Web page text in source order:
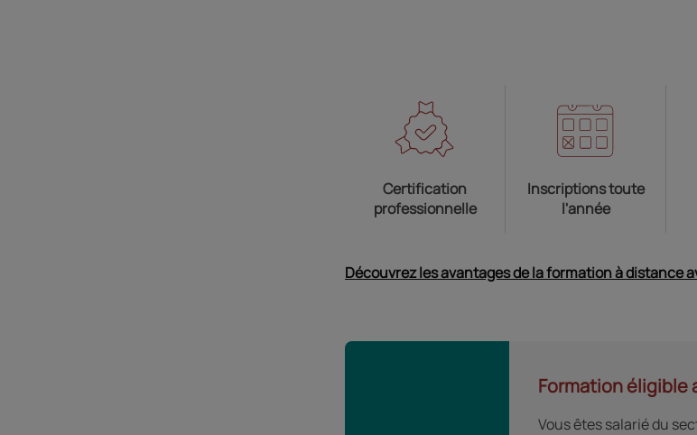
Certification
professionnelle
Inscriptions toute
l'année
Découvrez les avantages de la formation à distance
Formation éligible
Vous êtes salarié du